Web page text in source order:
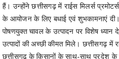
हैं। उन्होंने छत्तीसगढ़ में राईस मिलर्स
के आयोजन के लिए बधाई एवं शुभकामनाएं
पोषणयुक्त चावल के उत्पादन पर विशेष ध्यान
उत्पादों की अच्छी कीमत मिले। छत्तीसगढ़ में
छत्तीसगढ़ के किसानों के साथ-साथ प्रदेश के